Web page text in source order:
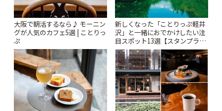
大阪で朝活するなら♪ モーニン
グが人気のカフェ5選 | ことりっ
ぷ
新しくなった「ことりっぷ軽井
沢」と一緒におでかけしたい注
目スポット13選【スタンプラリ
ー開催中】 | ことりっぷ